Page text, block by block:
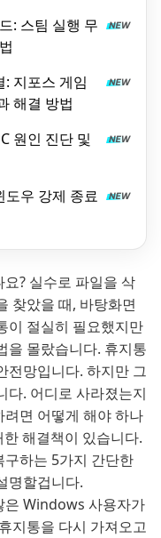
: 스팀 실행 무
지포스 게임
해결 방법
원인 진단 및
도우 강제 종료
? 실수로 파일을 삭
찾았을 때, 바탕화면
이 절실히 필요했지만
을 몰랐습니다. 휴지통
전망입니다. 하지만 그
다. 어디로 사라졌는지
면 어떻게 해야 하나
해결책이 있습니다.
하는 5가지 간단한
명할겁니다.
은 Windows 사용자가
지통을 다시 가져오고